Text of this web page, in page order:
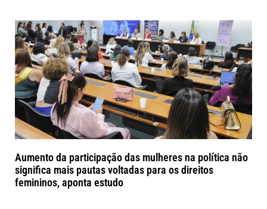
Aumento da participação das mulheres na política não
significa mais pautas voltadas para os direitos
femininos, aponta estudo